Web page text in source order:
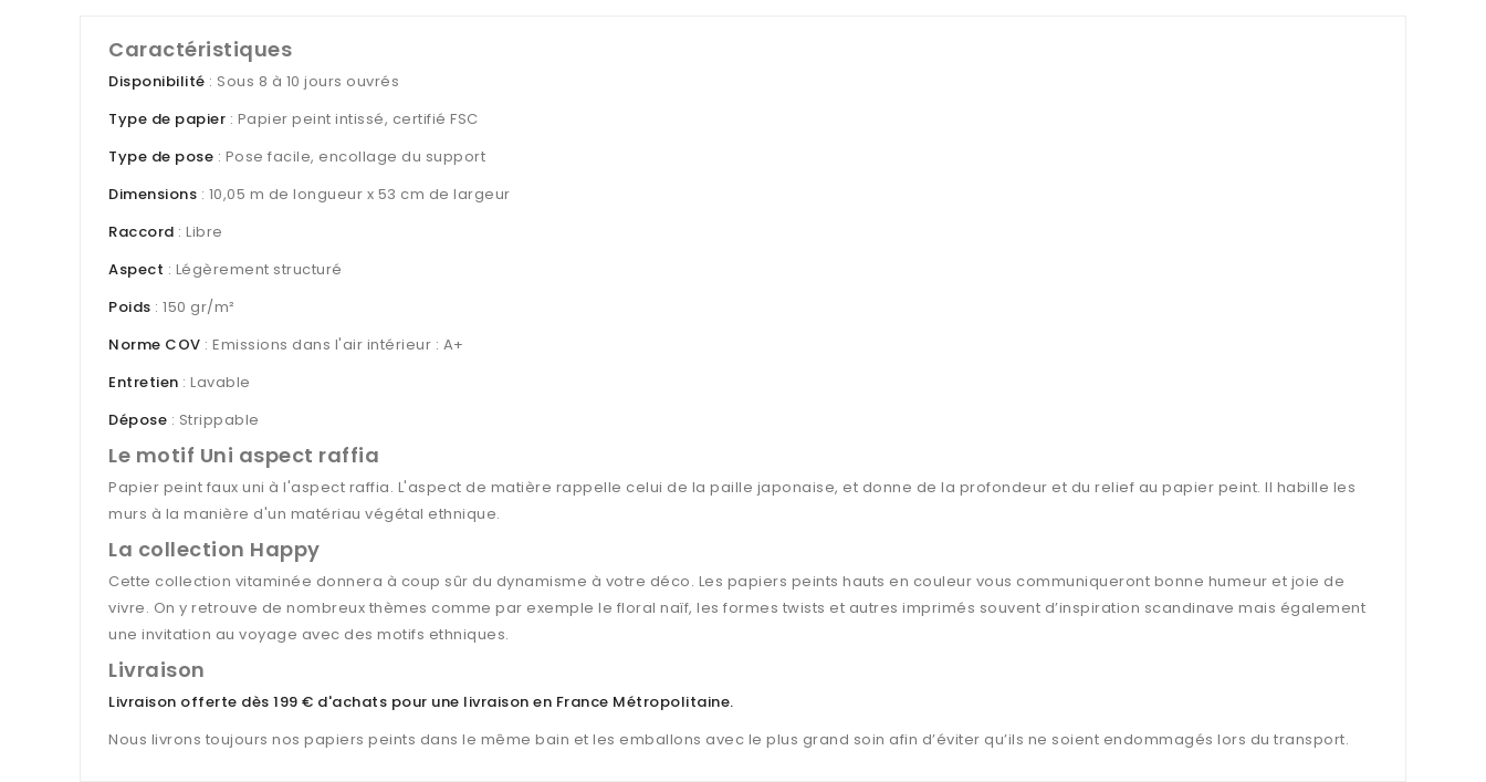
Caractéristiques
Disponibilité : Sous 8 à 10 jours ouvrés
Type de papier : Papier peint intissé, certifié FSC
Type de pose : Pose facile, encollage du support
Dimensions : 10,05 m de longueur x 53 cm de largeur
Raccord : Libre
Aspect : Légèrement structuré
Poids : 150 gr/m²
Norme COV : Emissions dans l'air intérieur : A+
Entretien : Lavable
Dépose : Strippable
Le motif Uni aspect raffia
Papier peint faux uni à l'aspect raffia. L'aspect de matière rappelle celui de la paille japonaise, et donne de la profondeur et du relief au papier peint. Il habille les
murs à la manière d'un matériau végétal ethnique.
La collection Happy
Cette collection vitaminée donnera à coup sûr du dynamisme à votre déco. Les papiers peints hauts en couleur vous communiqueront bonne humeur et joie de
vivre. On y retrouve de nombreux thèmes comme par exemple le floral naïf, les formes twists et autres imprimés souvent d’inspiration scandinave mais également
une invitation au voyage avec des motifs ethniques.
Livraison
Livraison offerte dès 199 € d'achats pour une livraison en France Métropolitaine.
Nous livrons toujours nos papiers peints dans le même bain et les emballons avec le plus grand soin afin d’éviter qu’ils ne soient endommagés lors du transport.